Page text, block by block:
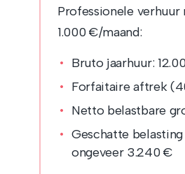
Professionele verhuur
1.000 €/maand:
Bruto jaarhuur:
Forfaitaire aftrek
Netto belastbare
Geschatte
ongeveer 3.240 €